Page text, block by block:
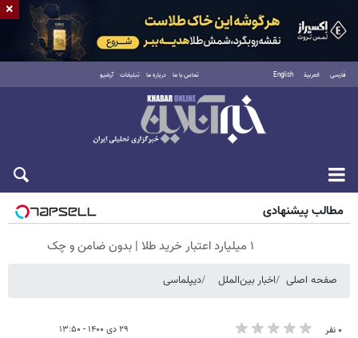
فارسی العربية English تماس با ما درباره ما تبلیغات آرشیو
پنجشنبه ۱۵ مرداد ۱۴۰۵
مطالب پیشنهادی
۱ میلیارد اعتبار خرید طلا | بدون ضامن و چک
صفحه اصلی اخبار بین‌الملل دیپلماسی
۰ نفر ۲۹ دی ۱۴۰۰ - ۱۳:۵۰
×